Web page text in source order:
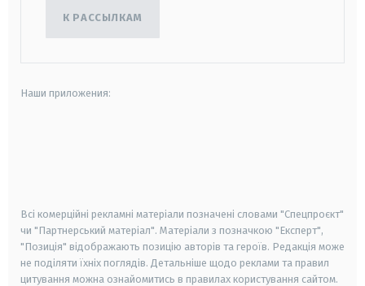
К РАССЫЛКАМ
Наши приложения:
Всі комерційні рекламні матеріали позначені словами "Спецпроєкт"
чи "Партнерський матеріал". Матеріали з позначкою "Експерт",
"Позиція" відображають позицію авторів та героїв. Редакція може
не поділяти їхніх поглядів. Детальніше щодо реклами та правил
цитування можна ознайомитись в правилах користування сайтом.